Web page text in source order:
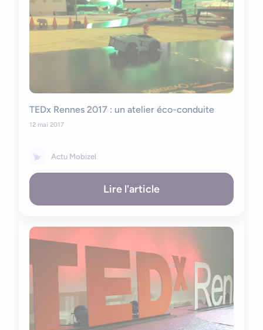
TEDx Rennes 2017 : un atelier éco-conduite
12 mai 2017
Actu Mobizel
Lire l'article